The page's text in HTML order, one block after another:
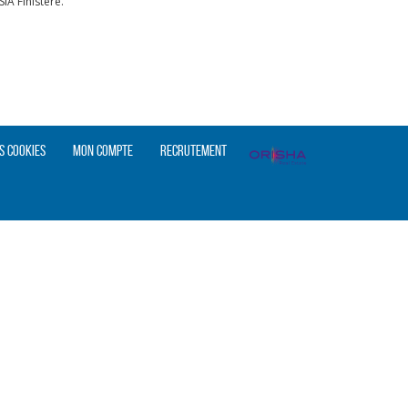
cookies Mon compte Recrutement